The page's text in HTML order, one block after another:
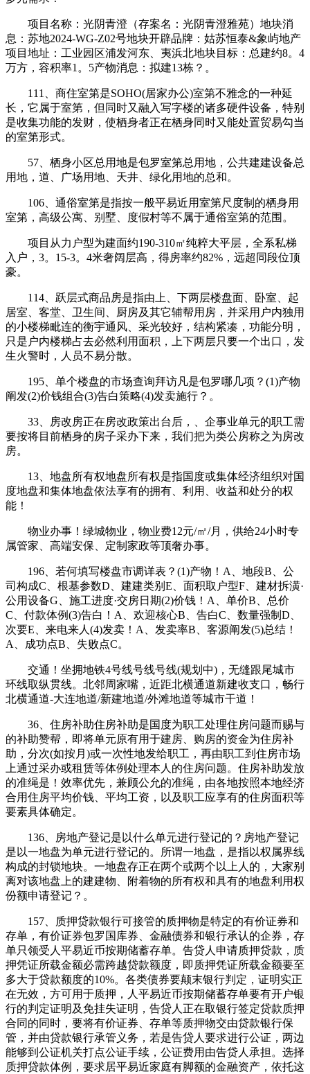
项目名称：光阴青澄（存案名：光阴青澄雅苑）地块消
息：苏地2024-WG-Z02号地块开辟品牌：姑苏恒泰&象屿地产
项目地址：工业园区浦发河东、夷浜北地块目标：总建约8。4
万方，容积率1。5产物消息：拟建13栋？。
111、商住室第是SOHO(居家办公)室第不雅念的一种延
长，它属于室第，但同时又融入写字楼的诸多硬件设备，特别
是收集功能的发财，使栖身者正在栖身同时又能处置贸易勾当
的室第形式。
57、栖身小区总用地是包罗室第总用地，公共建建设备总
用地，道、广场用地、天井、绿化用地的总和。
106、通俗室第是指按一般平易近用室第尺度制的栖身用
室第，高级公寓、别墅、度假村等不属于通俗室第的范围。
项目从力户型为建面约190-310㎡纯粹大平层，全系私梯
入户，3。15-3。4米奢阔层高，得房率约82%，远超同段位顶
豪。
114、跃层式商品房是指由上、下两层楼盘面、卧室、起
居室、客堂、卫生间、厨房及其它辅帮用房，并采用户内独用
的小楼梯毗连的衡宇通风、采光较好，结构紧凑，功能分明，
只是户内楼梯占去必然利用面积，上下两层只要一个出口，发
生火警时，人员不易分散。
195、单个楼盘的市场查询拜访凡是包罗哪几项？(1)产物
阐发(2)价钱组合(3)告白策略(4)发卖施行？。
33、房改房正在房改政策出台后，、企事业单元的职工需
要按将目前栖身的房子采办下来，我们把为类公房称之为房改
房。
13、地盘所有权地盘所有权是指国度或集体经济组织对国
度地盘和集体地盘依法享有的拥有、利用、收益和处分的权
能！
物业办事！绿城物业，物业费12元/㎡/月，供给24小时专
属管家、高端安保、定制家政等顶奢办事。
196、若何填写楼盘市调详表？(1)产物！A、地段B、公
司构成C、根基参数D、建建类别E、面积取户型F、建材拆潢·
公用设备G、施工进度·交房日期(2)价钱！A、单价B、总价
C、付款体例(3)告白！A、欢迎核心B、告白C、数量强制D、
次要E、来电来人(4)发卖！A、发卖率B、客源阐发(5)总结！
A、成功点B、失败点C。
交通！坐拥地铁4号线号线号线(规划中)，无缝跟尾城市
环线取纵贯线。北邻周家嘴，近距北横通道新建收支口，畅行
北横通道-大连地道/新建地道/外滩地道等城市干道！
36、住房补助住房补助是国度为职工处理住房问题而赐与
的补助赞帮，即将单元原有用于建房、购房的资金为住房补
助，分次(如按月)或一次性地发给职工，再由职工到住房市场
上通过采办或租赁等体例处理本人的住房问题。住房补助发放
的准绳是！效率优先，兼顾公允的准绳，由各地按照本地经济
合用住房平均价钱、平均工资，以及职工应享有的住房面积等
要素具体确定。
136、房地产登记是以什么单元进行登记的？房地产登记
是以一地盘为单元进行登记的。所谓一地盘，是指以权属界线
构成的封锁地块。一地盘存正在两个或两个以上人的，大家别
离对该地盘上的建建物、附着物的所有权和具有的地盘利用权
份额申请登记？。
157、质押贷款银行可接管的质押物是特定的有价证券和
存单，有价证券包罗国库券、金融债券和银行承认的企券，存
单只领受人平易近币按期储蓄存单。告贷人申请质押贷款，质
押凭证所载金额必需跨越贷款额度，即质押凭证所载金额要至
多大于贷款额度的10%。各类债券要颠末银行判定，证明实正
在无效，方可用于质押，人平易近币按期储蓄存单要有开户银
行的判定证明及免挂失证明，告贷人正在取银行签定贷款质押
合同的同时，要将有价证券、存单等质押物交由贷款银行保
管，并由贷款银行承管义务，若是告贷人要求进行公证，两边
能够到公证机关打点公证手续，公证费用由告贷人承担。选择
质押贷款体例，要求居平易近家庭有脚额的金融资产，依托这